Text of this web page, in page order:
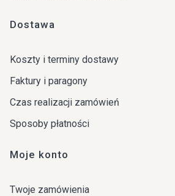
Dostawa
Koszty i terminy dostawy
Faktury i paragony
Czas realizacji zamówień
Sposoby płatności
Moje konto
Twoje zamówienia